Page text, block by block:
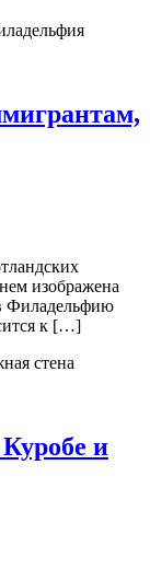
изображена
Филадельфию
к […]
и